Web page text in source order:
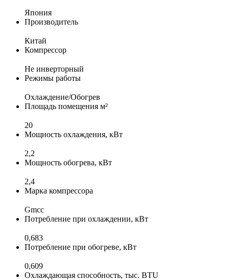
Япония
Производитель
Китай
Компрессор
Не инверторный
Режимы работы
Охлаждение/Обогрев
Площадь помещения м²
20
Мощность охлаждения, кВт
2,2
Мощность обогрева, кВт
2,4
Марка компрессора
Gmcc
Потребление при охлаждении, кВт
0,683
Потребление при обогреве, кВт
0,609
Охлаждающая способность, тыс. BTU